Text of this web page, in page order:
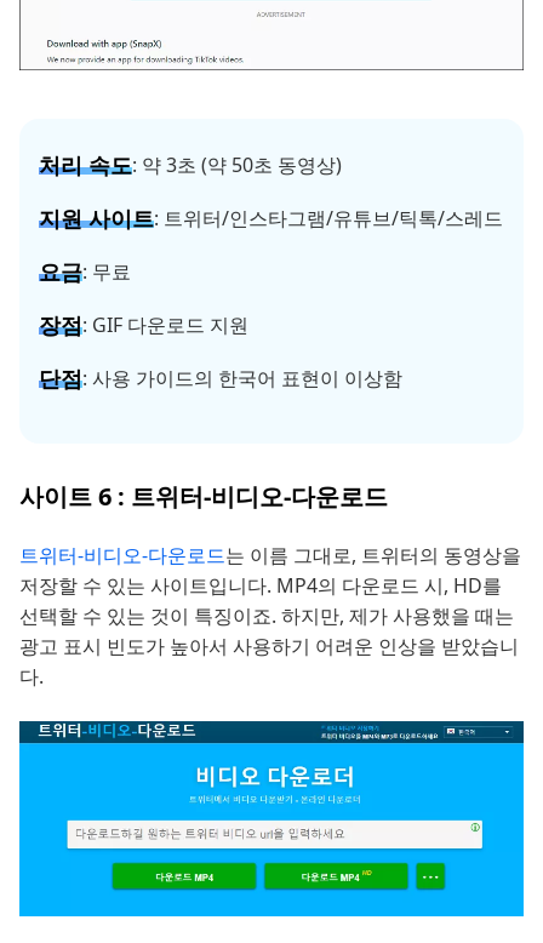
처리 속도: 약 3초 (약 50초 동영상)
지원 사이트: 트위터/인스타그램/유튜브/틱톡/스레드
요금: 무료
장점: GIF 다운로드 지원
단점: 사용 가이드의 한국어 표현이 이상함
사이트 6 : 트위터-비디오-다운로드
트위터-비디오-다운로드는 이름 그대로, 트위터의 동영상을
저장할 수 있는 사이트입니다. MP4의 다운로드 시, HD를
선택할 수 있는 것이 특징이죠. 하지만, 제가 사용했을 때는
광고 표시 빈도가 높아서 사용하기 어려운 인상을 받았습니
다.